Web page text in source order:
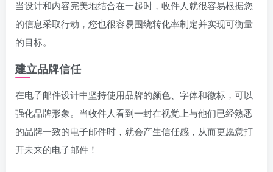
当设计和内容完美地结合在一起时，收件人就很容易根据您
的信息采取行动，您也很容易围绕转化率制定并实现可衡量
的目标。
建立品牌信任
在电子邮件设计中坚持使用品牌的颜色、字体和徽标，可以
强化品牌形象。当收件人看到一封在视觉上与他们已经熟悉
的品牌一致的电子邮件时，就会产生信任感，从而更愿意打
开未来的电子邮件！